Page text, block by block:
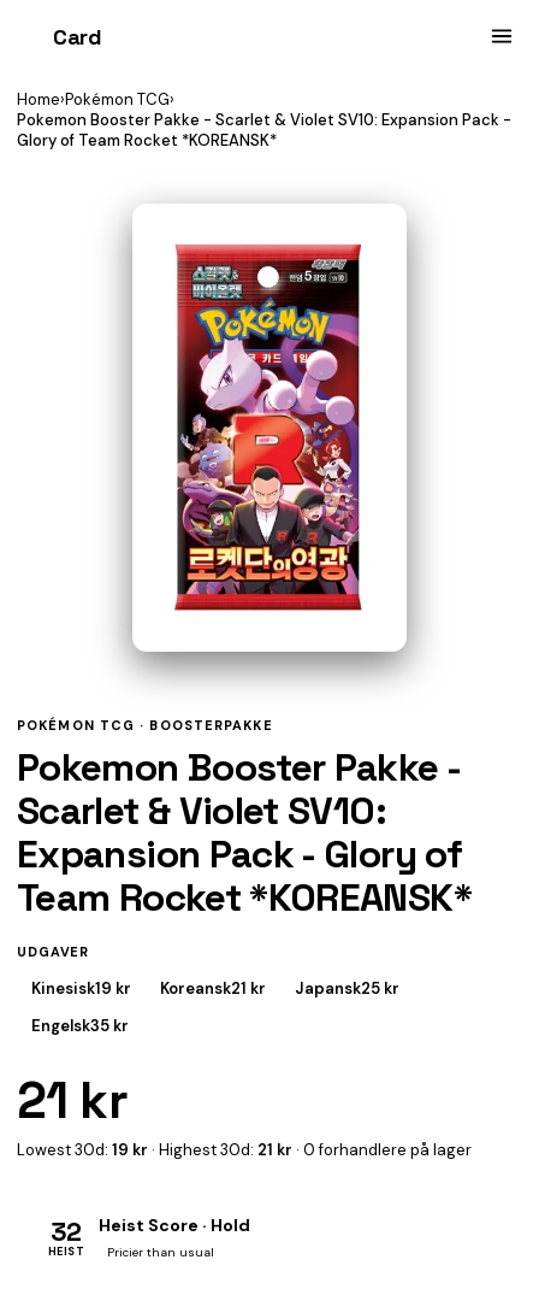
Card
Home›Pokémon TCG›
Pokemon Booster Pakke - Scarlet & Violet SV10: Expansion Pack -
Glory of Team Rocket *KOREANSK*
POKÉMON TCG · BOOSTERPAKKE
Pokemon Booster Pakke -
Scarlet & Violet SV10:
Expansion Pack - Glory of
Team Rocket *KOREANSK*
UDGAVER
Kinesisk19 kr Koreansk21 kr Japansk25 kr
Engelsk35 kr
21 kr
Lowest 30d: 19 kr · Highest 30d: 21 kr · 0 forhandlere på lager
32
HEIST
Heist Score · Hold
Pricier than usual